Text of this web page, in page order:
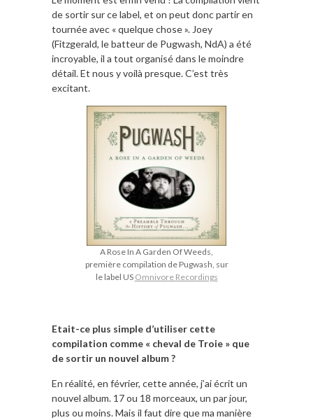
de sortir sur ce label, et on peut donc partir en
tournée avec « quelque chose ». Joey
(Fitzgerald, le batteur de Pugwash, NdA) a été
incroyable, il a tout organisé dans le moindre
détail. Et nous y voilà presque. C’est très
excitant.
A Rose In A Garden Of Weeds,
première compilation de Pugwash, sur
le label US Omnivore Recordings
Etait-ce plus simple d’utiliser cette
compilation comme « cheval de Troie » que
de sortir un nouvel album ?
En réalité, en février, cette année, j’ai écrit un
nouvel album. 17 ou 18 morceaux, un par jour,
plus ou moins. Mais il faut dire que ma manière